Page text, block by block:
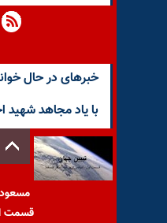
خبرهای در حال
با یاد مجاهد شهید
قسمت